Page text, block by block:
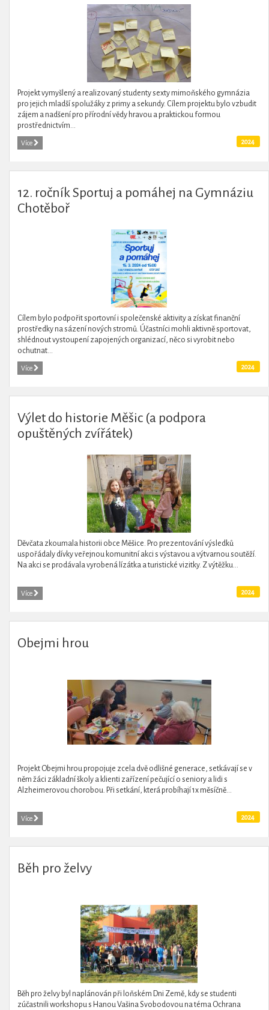
Projekt vymyšlený a realizovaný studenty sexty mimoňského gymnázia
pro jejich mladší spolužáky z primy a sekundy. Cílem projektu bylo vzbudit
zájem a nadšení pro přírodní vědy hravou a praktickou formou
prostřednictvím...
Více 2024
12. ročník Sportuj a pomáhej na Gymnáziu
Chotěboř
Cílem bylo podpořit sportovní i společenské aktivity a získat finanční
prostředky na sázení nových stromů. Účastníci mohli aktivně sportovat,
shlédnout vystoupení zapojených organizací, něco si vyrobit nebo
ochutnat...
Více 2024
Výlet do historie Měšic (a podpora
opuštěných zvířátek)
Děvčata zkoumala historii obce Měšice. Pro prezentování výsledků
uspořádaly dívky veřejnou komunitní akci s výstavou a výtvarnou soutěží.
Na akci se prodávala vyrobená lízátka a turistické vizitky. Z výtěžku...
Více 2024
Obejmi hrou
Projekt Obejmi hrou propojuje zcela dvě odlišné generace, setkávají se v
něm žáci základní školy a klienti zařízení pečující o seniory a lidi s
Alzheimerovou chorobou. Při setkání, která probíhají 1x měsíčně...
Více 2024
Běh pro želvy
Běh pro želvy byl naplánován při loňském Dni Země, kdy se studenti
zúčastnili workshopu s Hanou Vašina Svobodovou na téma Ochrana